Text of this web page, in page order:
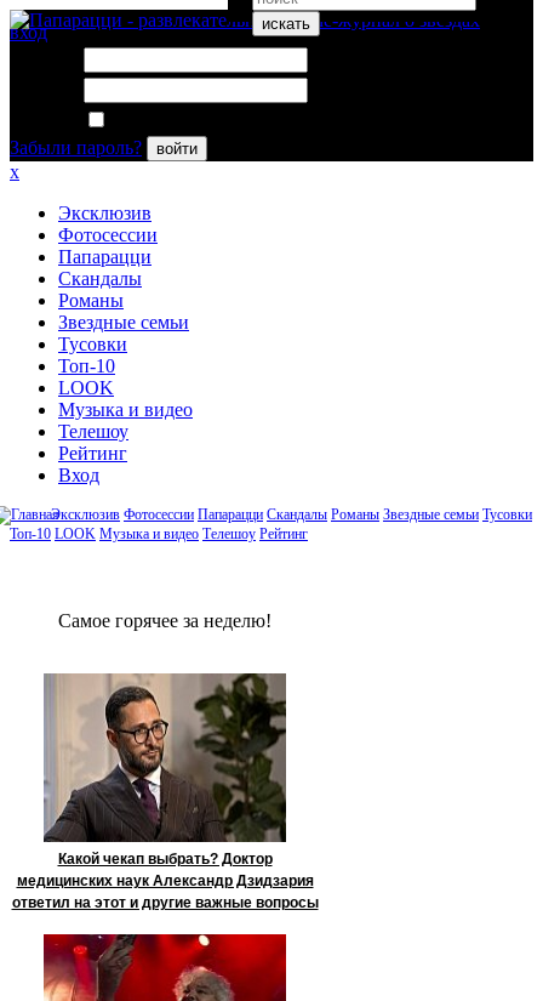
искать
вход
Забыли пароль?
войти
x
Эксклюзив
Фотосессии
Папарацци
Скандалы
Романы
Звездные семьи
Тусовки
Топ-10
LOOK
Музыка и видео
Телешоу
Рейтинг
Вход
Эксклюзив Фотосессии Папарацци Скандалы Романы Звездные семьи Тусовки
Топ-10 LOOK Музыка и видео Телешоу Рейтинг
Сaмое гoрячее за неделю!
Какой чекап выбрать? Доктор
медицинских наук Александр Дзидзария
ответил на этот и другие важные вопросы